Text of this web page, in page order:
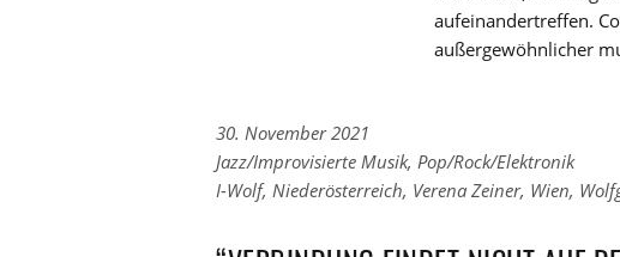
aufeinandertreffen.
außergewöhnlicher
30. November 2021
Links
zu
Kategorien
Jazz/Improvisierte Musik, Pop/Rock/Elektronik
Links
den
I-Wolf, Niederösterreich, Verena Zeiner, Wien,